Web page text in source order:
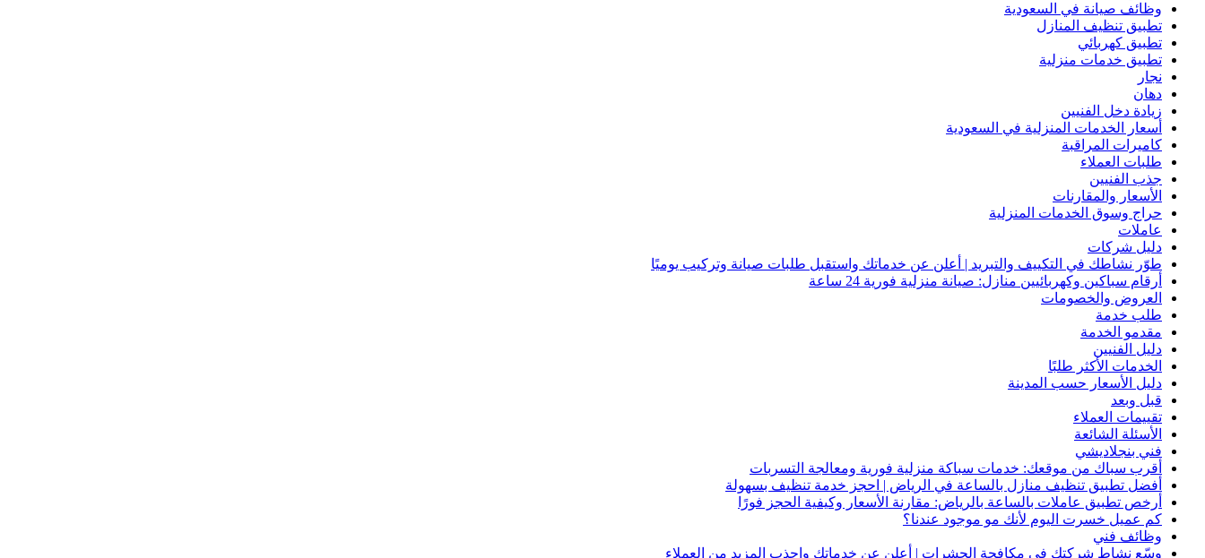
وظائف صيانة في السعودية
تطبيق تنظيف المنازل
تطبيق كهربائي
تطبيق خدمات منزلية
نجار
دهان
زيادة دخل الفنيين
أسعار الخدمات المنزلية في السعودية
كاميرات المراقبة
طلبات العملاء
جذب الفنيين
الأسعار والمقارنات
حراج وسوق الخدمات المنزلية
عاملات
دليل شركات
طوّر نشاطك في التكييف والتبريد | أعلن عن خدماتك واستقبل طلبات صيانة وتركيب يوميًا
أرقام سباكين وكهربائيين منازل: صيانة منزلية فورية 24 ساعة
العروض والخصومات
طلب خدمة
مقدمو الخدمة
دليل الفنيين
الخدمات الأكثر طلبًا
دليل الأسعار حسب المدينة
قبل وبعد
تقييمات العملاء
الأسئلة الشائعة
فني بنجلاديشي
أقرب سباك من موقعك: خدمات سباكة منزلية فورية ومعالجة التسربات
أفضل تطبيق تنظيف منازل بالساعة في الرياض | احجز خدمة تنظيف بسهولة
أرخص تطبيق عاملات بالساعة بالرياض: مقارنة الأسعار وكيفية الحجز فورًا
كم عميل خسرت اليوم لأنك مو موجود عندنا؟
وظائف فني
وسّع نشاط شركتك في مكافحة الحشرات | أعلن عن خدماتك واجذب المزيد من العملاء